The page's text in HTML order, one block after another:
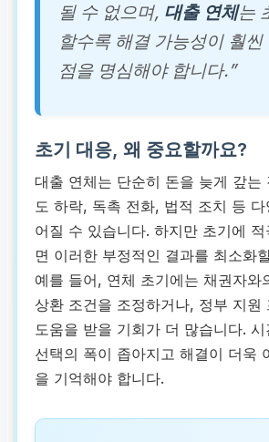
될 수 없으며, 대출 연체는
할수록 해결 가능성이 훨
점을 명심해야 합니다.”
초기 대응, 왜 중요할까요?
대출 연체는 단순히 돈을 늦게 갚는
도 하락, 독촉 전화, 법적 조치 등 다
어질 수 있습니다. 하지만 초기에
면 이러한 부정적인 결과를 최소화
예를 들어, 연체 초기에는 채권자와
상환 조건을 조정하거나, 정부 지원
도움을 받을 기회가 더 많습니다.
선택의 폭이 좁아지고 해결이 더욱
을 기억해야 합니다.